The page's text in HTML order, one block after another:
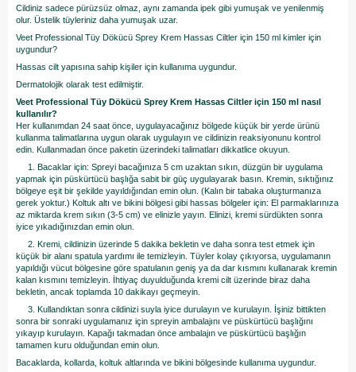
Cildiniz sadece pürüzsüz olmaz, aynı zamanda ipek gibi yumuşak ve yenilenmiş
olur. Üstelik tüyleriniz daha yumuşak uzar.
Veet Professional Tüy Dökücü Sprey Krem Hassas Ciltler için 150 ml kimler için
uygundur?
Hassas cilt yapısına sahip kişiler için kullanıma uygundur.
Dermatolojik olarak test edilmiştir.
Veet Professional Tüy Dökücü Sprey Krem Hassas Ciltler için 150 ml nasıl
kullanılır?
Her kullanımdan 24 saat önce, uygulayacağınız bölgede küçük bir yerde ürünü
kullanma talimatlarına uygun olarak uygulayın ve cildinizin reaksiyonunu kontrol
edin. Kullanmadan önce paketin üzerindeki talimatları dikkatlice okuyun.
1. Bacaklar için: Spreyi bacağınıza 5 cm uzaktan sıkın, düzgün bir uygulama
yapmak için püskürtücü başlığa sabit bir güç uygulayarak basın. Kremin, sıktığınız
bölgeye eşit bir şekilde yayıldığından emin olun. (Kalın bir tabaka oluşturmanıza
gerek yoktur.) Koltuk altı ve bikini bölgesi gibi hassas bölgeler için: El parmaklarınıza
az miktarda krem sıkın (3-5 cm) ve elinizle yayın. Elinizi, kremi sürdükten sonra
iyice yıkadığınızdan emin olun.
2. Kremi, cildinizin üzerinde 5 dakika bekletin ve daha sonra test etmek için
küçük bir alanı spatula yardımı ile temizleyin. Tüyler kolay çıkıyorsa, uygulamanın
yapıldığı vücut bölgesine göre spatulanın geniş ya da dar kısmını kullanarak kremin
kalan kısmını temizleyin. İhtiyaç duyulduğunda kremi cilt üzerinde biraz daha
bekletin, ancak toplamda 10 dakikayı geçmeyin.
3. Kullandıktan sonra cildinizi suyla iyice durulayın ve kurulayın. İşiniz bittikten
sonra bir sonraki uygulamanız için spreyin ambalajını ve püskürtücü başlığını
yıkayıp kurulayın. Kapağı takmadan önce ambalajın ve püskürtücü başlığın
tamamen kuru olduğundan emin olun.
Bacaklarda, kollarda, koltuk altlarında ve bikini bölgesinde kullanıma uygundur.